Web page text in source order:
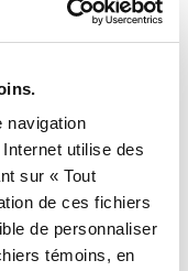
navigation
utilise des
sur « Tout
de ces fichiers
de personnaliser
témoins, en